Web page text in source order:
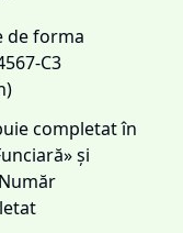
de forma
C3
completat în
și